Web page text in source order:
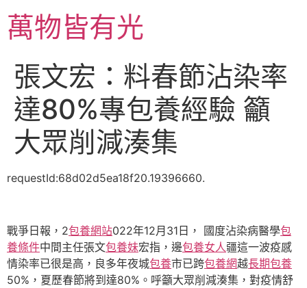
主萬物皆有光
張文宏：料春節沾染率
達80%專包養經驗 籲
大眾削減湊集
requestId:68d02d5ea18f20.19396660.
戰爭日報，2包養網站022年12月31日， 國度沾染病醫學包
養條件中間主任張文包養妹宏指，邊包養女人疆這一波疫感
情染率已很是高，良多年夜城包養市已跨包養網越長期包養
50%，夏歷春節將到達80%。呼籲大眾削減湊集，對疫情舒